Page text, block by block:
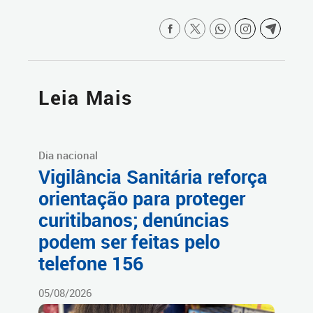
Leia Mais
Dia nacional
Vigilância Sanitária reforça
orientação para proteger
curitibanos; denúncias
podem ser feitas pelo
telefone 156
05/08/2026